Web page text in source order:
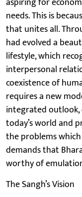
needs. This is
that unites all.
had evolved a
lifestyle, which
interpersonal
coexistence of
requires a new
integrated
today’s world and
the problems
demands that
worthy of
The Sangh’s Vision